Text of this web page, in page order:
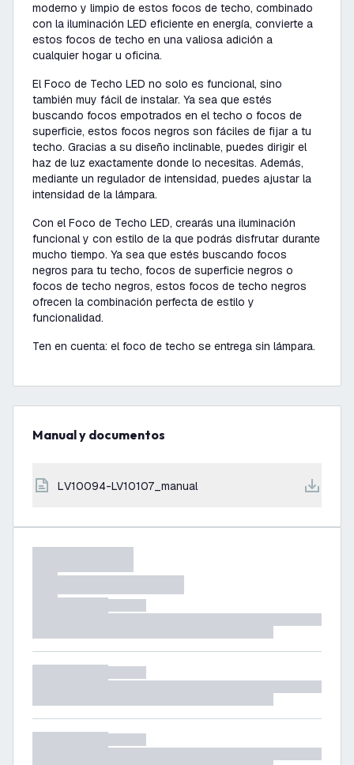
moderno y limpio de estos focos de techo, combinado
con la iluminación LED eficiente en energía, convierte a
estos focos de techo en una valiosa adición a
cualquier hogar u oficina.
El Foco de Techo LED no solo es funcional, sino
también muy fácil de instalar. Ya sea que estés
buscando focos empotrados en el techo o focos de
superficie, estos focos negros son fáciles de fijar a tu
techo. Gracias a su diseño inclinable, puedes dirigir el
haz de luz exactamente donde lo necesitas. Además,
mediante un regulador de intensidad, puedes ajustar la
intensidad de la lámpara.
Con el Foco de Techo LED, crearás una iluminación
funcional y con estilo de la que podrás disfrutar durante
mucho tiempo. Ya sea que estés buscando focos
negros para tu techo, focos de superficie negros o
focos de techo negros, estos focos de techo negros
ofrecen la combinación perfecta de estilo y
funcionalidad.
Ten en cuenta: el foco de techo se entrega sin lámpara.
Manual y documentos
LV10094-LV10107_manual